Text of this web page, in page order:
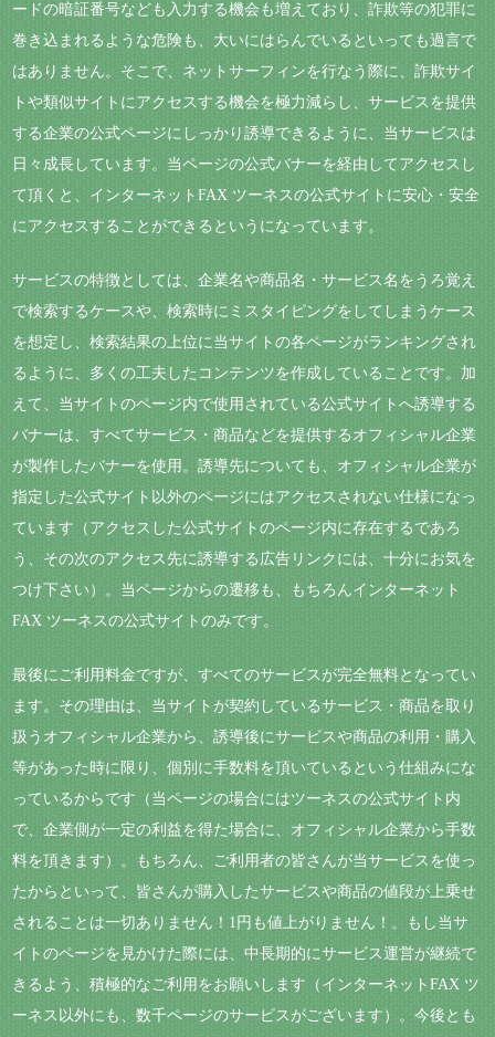
ードの暗証番号なども入力する機会も増えており、詐欺等の犯罪に
巻き込まれるような危険も、大いにはらんでいるといっても過言で
はありません。そこで、ネットサーフィンを行なう際に、詐欺サイ
トや類似サイトにアクセスする機会を極力減らし、サービスを提供
する企業の公式ページにしっかり誘導できるように、当サービスは
日々成長しています。当ページの公式バナーを経由してアクセスし
て頂くと、インターネットFAX ツーネスの公式サイトに安心・安全
にアクセスすることができるというになっています。
サービスの特徴としては、企業名や商品名・サービス名をうろ覚え
で検索するケースや、検索時にミスタイピングをしてしまうケース
を想定し、検索結果の上位に当サイトの各ページがランキングされ
るように、多くの工夫したコンテンツを作成していることです。加
えて、当サイトのページ内で使用されている公式サイトへ誘導する
バナーは、すべてサービス・商品などを提供するオフィシャル企業
が製作したバナーを使用。誘導先についても、オフィシャル企業が
指定した公式サイト以外のページにはアクセスされない仕様になっ
ています（アクセスした公式サイトのページ内に存在するであろ
う、その次のアクセス先に誘導する広告リンクには、十分にお気を
つけ下さい）。当ページからの遷移も、もちろんインターネット
FAX ツーネスの公式サイトのみです。
最後にご利用料金ですが、すべてのサービスが完全無料となってい
ます。その理由は、当サイトが契約しているサービス・商品を取り
扱うオフィシャル企業から、誘導後にサービスや商品の利用・購入
等があった時に限り、個別に手数料を頂いているという仕組みにな
っているからです（当ページの場合にはツーネスの公式サイト内
で、企業側が一定の利益を得た場合に、オフィシャル企業から手数
料を頂きます）。もちろん、ご利用者の皆さんが当サービスを使っ
たからといって、皆さんが購入したサービスや商品の値段が上乗せ
されることは一切ありません！1円も値上がりません！。もし当サ
イトのページを見かけた際には、中長期的にサービス運営が継続で
きるよう、積極的なご利用をお願いします（インターネットFAX ツ
ーネス以外にも、数千ページのサービスがございます）。今後とも